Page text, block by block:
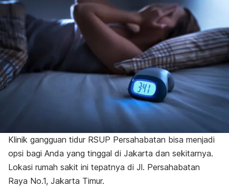
Klinik gangguan tidur RSUP Persahabatan bisa menjadi
opsi bagi Anda yang tinggal di Jakarta dan sekitarnya.
Lokasi rumah sakit ini tepatnya di Jl. Persahabatan
Raya No.1, Jakarta Timur.